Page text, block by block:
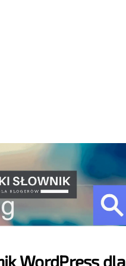
WordPress dla